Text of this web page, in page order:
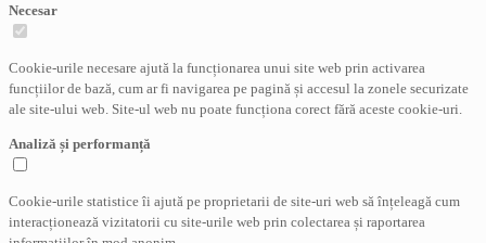
Necesar
Cookie-urile necesare ajută la funcționarea unui site web prin activarea
funcțiilor de bază, cum ar fi navigarea pe pagină și accesul la zonele securizate
ale site-ului web. Site-ul web nu poate funcționa corect fără aceste cookie-uri.
Analiză și performanță
Cookie-urile statistice îi ajută pe proprietarii de site-uri web să înțeleagă cum
interacționează vizitatorii cu site-urile web prin colectarea și raportarea